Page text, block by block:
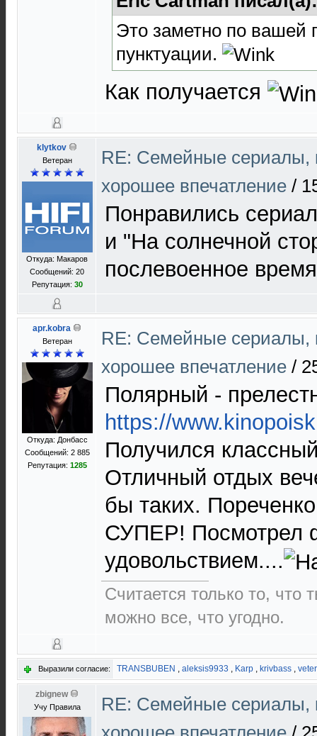
Это заметно по вашей
пунктуации.
Как получается
klytkov
Ветеран
Откуда: Макаров
Сообщений: 20
Репутация: 30
RE: Cемейные сериалы,
хорошее впечатление /
Понравились
и "На солнечной
послевоенное
apr.kobra
Ветеран
Откуда: Донбасс
Сообщений: 2 885
Репутация: 1285
RE: Cемейные сериалы,
хорошее впечатление /
Полярный -
https://
Получился
Отличный отдых
бы таких.
СУПЕР! Посмотрел
удовольствием....
Считается только то, что
можно все, что угодно.
Выразили согласие: TRANSBUBEN , aleksis9933 , Karp , krivbass ,
zbignew
Учу Правила
RE: Cемейные сериалы,